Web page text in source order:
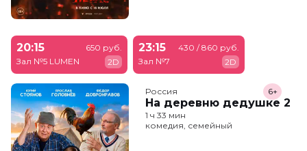
20:15
Зал №5 LUMEN
650 руб.
2D
23:15
Зал №7
430 / 860 руб.
2D
Россия
На деревню дедушке 2
6+
1 ч 33 мин
комедия, семейный